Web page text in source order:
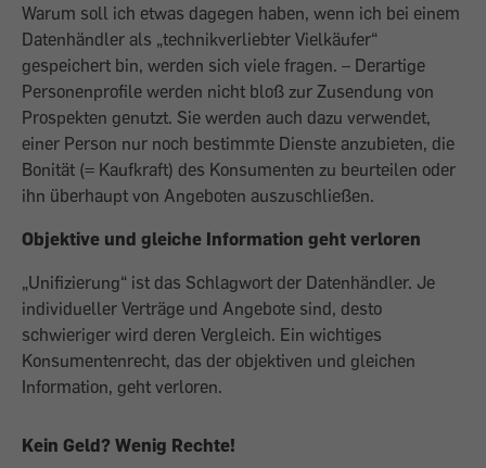
Warum soll ich etwas dagegen haben, wenn ich bei einem
Datenhändler als „technikverliebter Vielkäufer“
gespeichert bin, werden sich viele fragen. – Derartige
Personenprofile werden nicht bloß zur Zusendung von
Prospekten genutzt. Sie werden auch dazu verwendet,
einer Person nur noch bestimmte Dienste anzubieten, die
Bonität (= Kaufkraft) des Konsumenten zu beurteilen oder
ihn überhaupt von Angeboten auszuschließen.
Objektive und gleiche Information geht verloren
„Unifizierung“ ist das Schlagwort der Datenhändler. Je
individueller Verträge und Angebote sind, desto
schwieriger wird deren Vergleich. Ein wichtiges
Konsumentenrecht, das der objektiven und gleichen
Information, geht verloren.
Kein Geld? Wenig Rechte!